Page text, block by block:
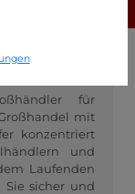
für
mit
konzentriert
und
Laufenden
sicher und